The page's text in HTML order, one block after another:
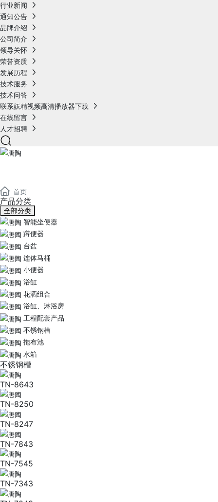
行业新闻
通知公告
品牌介绍
公司简介
领导关怀
荣誉资质
发展历程
技术服务
技术问答
联系妖精视频高清播放器下载
在线留言
人才招聘
首页
产品分类
全部分类
智能坐便器
蹲便器
台盆
连体马桶
小便器
浴缸
花洒组合
浴缸、淋浴房
工程配套产品
不锈钢槽
拖布池
水箱
不锈钢槽
TN-8643
TN-8250
TN-8247
TN-7843
TN-7545
TN-7343